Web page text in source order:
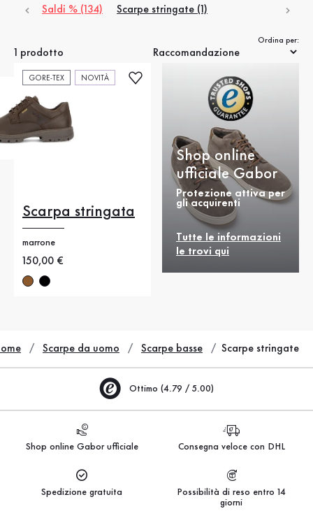
Saldi % (134) Scarpe stringate (1)
1 prodotto
Ordina per:
GORE-TEX NOVITÀ
Scarpa stringata
marrone
Nuovo prezzo
150,00 €
Shop online
ufficiale Gabor
Protezione attiva per
gli acquirenti
Tutte le informazioni
le trovi qui
Scarpe da uomo Scarpe basse Scarpe stringate
Ottimo (4.79 / 5.00)
Shop online Gabor ufficiale Consegna veloce con DHL
Spedizione gratuita
Possibilità di reso entro 14
giorni